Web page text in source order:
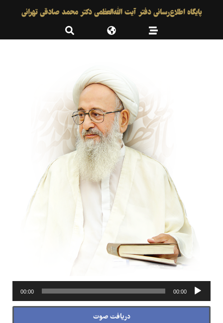
پایگاه اطلاع‌رسانی دفتر آیت الله‌العظمی دکتر محمد صادقی تهرانی
پخش‌کننده
صوت
00:00
00:00
دریافت صوت